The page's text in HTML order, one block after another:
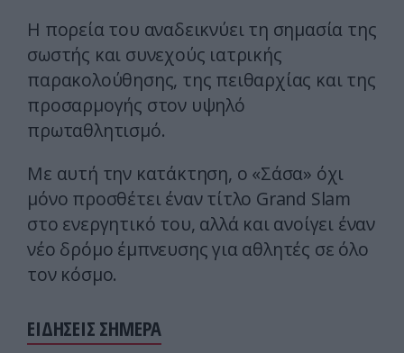
Η πορεία του αναδεικνύει τη σημασία της
σωστής και συνεχούς ιατρικής
παρακολούθησης, της πειθαρχίας και της
προσαρμογής στον υψηλό
πρωταθλητισμό.
Με αυτή την κατάκτηση, ο «Σάσα» όχι
μόνο προσθέτει έναν τίτλο Grand Slam
στο ενεργητικό του, αλλά και ανοίγει έναν
νέο δρόμο έμπνευσης για αθλητές σε όλο
τον κόσμο.
ΕΙΔΗΣΕΙΣ ΣΗΜΕΡΑ